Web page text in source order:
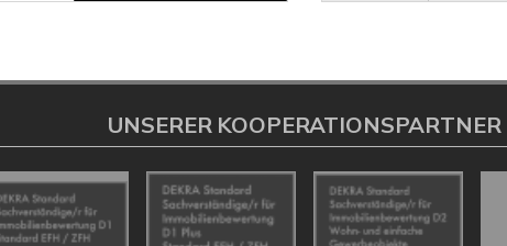
UNSERER KOOPERATIONSPARTNER